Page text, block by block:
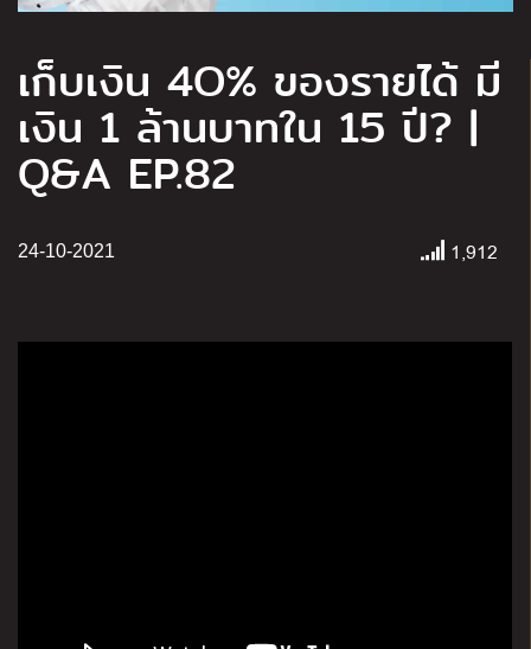
เก็บเงิน 4O% ของรายได้ มี
เงิน 1 ล้านบาทใน 15 ปี? |
Q&A EP.82
24-10-2021 1,912